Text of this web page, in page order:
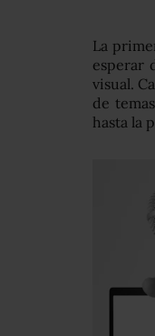
La
esperar
visual.
de
hasta la